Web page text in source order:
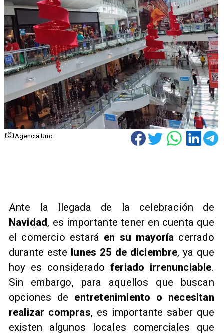
Agencia Uno
Ante la llegada de la celebración de
Navidad, es importante tener en cuenta que
el comercio estará en su mayoría cerrado
durante este lunes 25 de diciembre, ya que
hoy es consideradoferiado irrenunciable.
Sin embargo, para aquellos que buscan
opciones de entretenimiento o necesitan
realizar compras, es importante saber que
existen algunos locales comerciales que